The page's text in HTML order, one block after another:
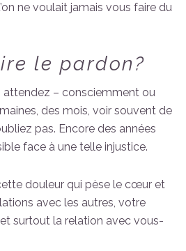
ne voulait jamais vous faire du
le pardon?
attendez – consciemment ou
des mois, voir souvent de
pas. Encore des années
face à une telle injustice.
douleur qui pèse le cœur et
avec les autres, votre
surtout la relation avec vous-